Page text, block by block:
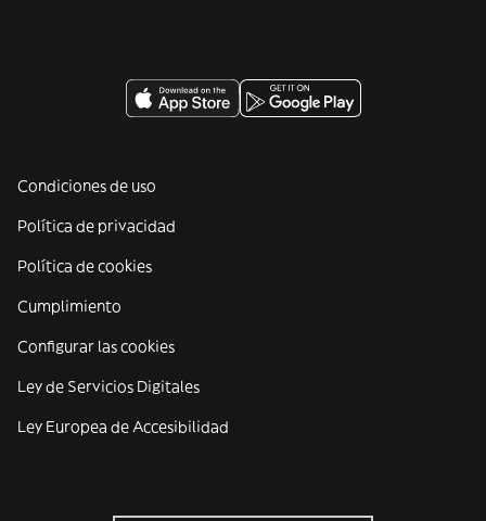
Condiciones de uso
Política de privacidad
Política de cookies
Cumplimiento
Configurar las cookies
Ley de Servicios Digitales
Ley Europea de Accesibilidad